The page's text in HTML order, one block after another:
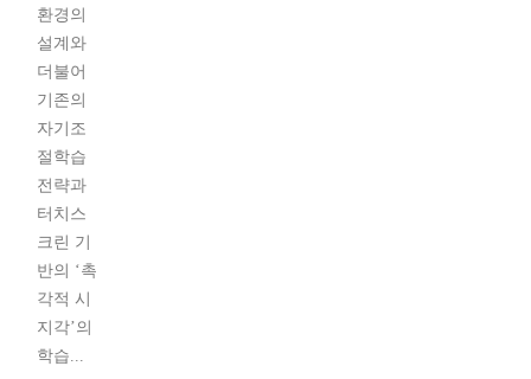
환경의
설계와
더불어
기존의
자기조
절학습
전략과
터치스
크린 기
반의 ‘촉
각적 시
지각’의
학습...